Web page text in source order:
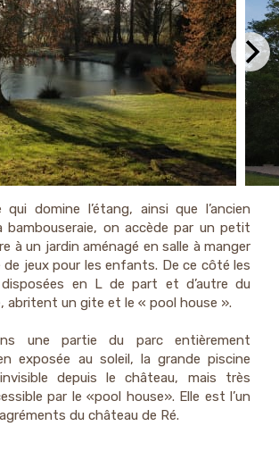
domine l’étang, ainsi que l’ancien
bambouseraie, on accède par un petit
à un jardin aménagé en salle à manger
de jeux pour les enfants. De ce côté les
disposées en L de part et d’autre du
abritent un gite et le « pool house ».
une partie du parc entièrement
exposée au soleil, la grande piscine
depuis le château, mais très
par le «pool house». Elle est l’un
du château de Ré.